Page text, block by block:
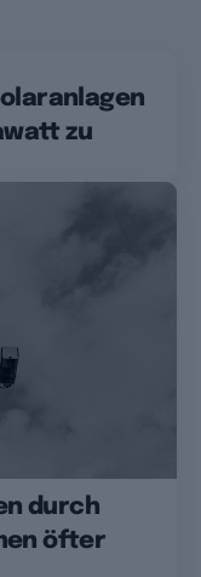
zu
durch
öfter